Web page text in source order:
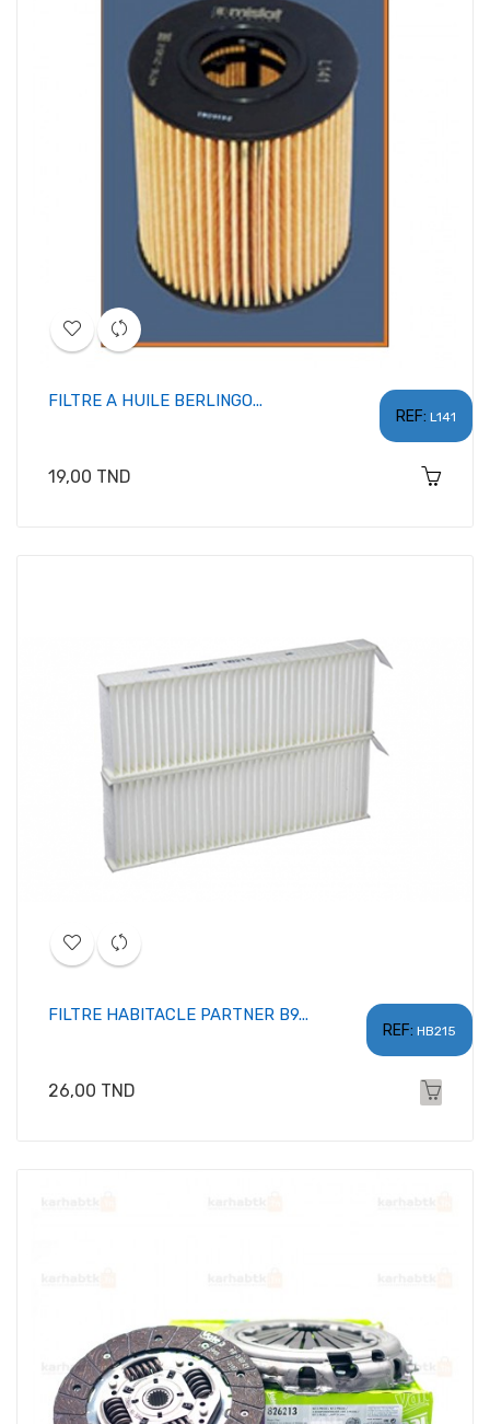
REF: L141
FILTRE A HUILE BERLINGO...
Prix
19,00 TND
REF: HB215
FILTRE HABITACLE PARTNER B9...
Prix
26,00 TND